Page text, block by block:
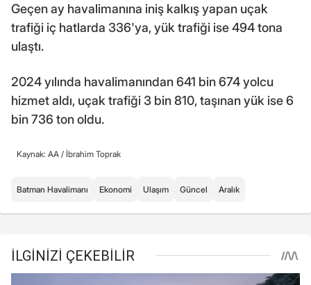
Geçen ay havalimanına iniş kalkış yapan uçak
trafiği iç hatlarda 336'ya, yük trafiği ise 494 tona
ulaştı.
2024 yılında havalimanından 641 bin 674 yolcu
hizmet aldı, uçak trafiği 3 bin 810, taşınan yük ise 6
bin 736 ton oldu.
Kaynak: AA / İbrahim Toprak
Batman Havalimanı Ekonomi Ulaşım Güncel Aralık